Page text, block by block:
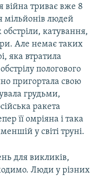
війна триває вже 8
мільйонів людей
катування,
Але немає таких
яка втратила
пологового
пригортала свою
грудьми,
ракета
її омріяна і така
у світі труні.
для викликів,
Люди у різних